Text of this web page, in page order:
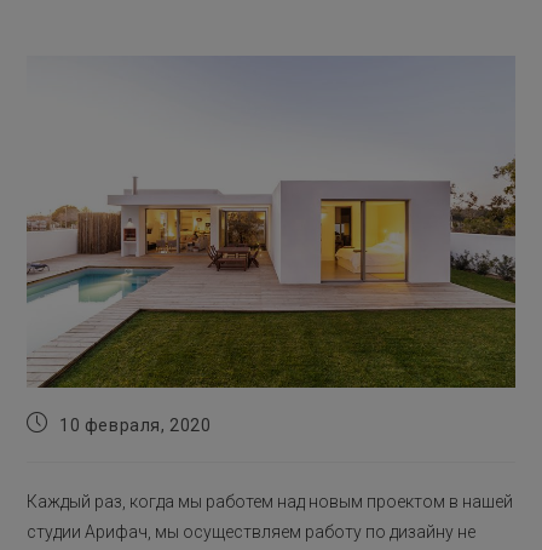
Запись10 февраля, 2020
Каждый раз, когда мы работем над новым проектом в нашей
студии Арифач, мы осуществляем работу по дизайну не